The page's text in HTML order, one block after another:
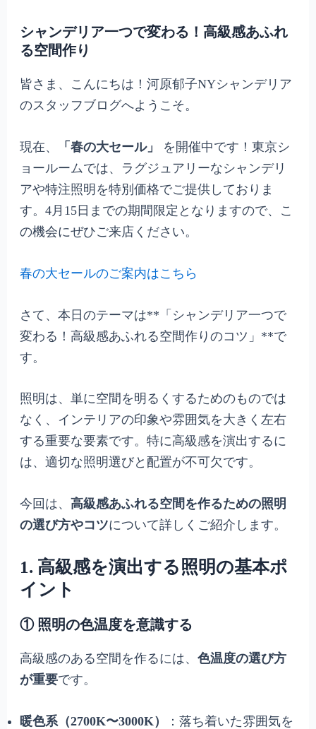
シャンデリア一つで変わる！高級感あふれ
る空間作り
皆さま、こんにちは！河原郁子NYシャンデリア
のスタッフブログへようこそ。
現在、 「春の大セール」
を開催中です！東京シ
ョールームでは、ラグジュアリーなシャンデリ
アや特注照明を特別価格でご提供しておりま
す。4月15日までの期間限定となりますので、こ
の機会にぜひご来店ください。
春の大セールのご案内はこちら
さて、本日のテーマは**「シャンデリア一つで
変わる！高級感あふれる空間作りのコツ」**で
す。
照明は、単に空間を明るくするためのものでは
なく、インテリアの印象や雰囲気を大きく左右
する重要な要素です。特に高級感を演出するに
は、適切な照明選びと配置が不可欠です。
今回は、 高級感あふれる空間を作るための照明
の選び方やコツについて詳しくご紹介します。
1. 高級感を演出する照明の基本ポ
イント
① 照明の色温度を意識する
高級感のある空間を作るには、 色温度の選び方
が重要です。
暖色系（2700K〜3000K）
：落ち着いた雰囲気を